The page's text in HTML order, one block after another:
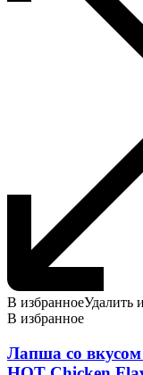
В избранноеУдалить
В избранное
Лапша со